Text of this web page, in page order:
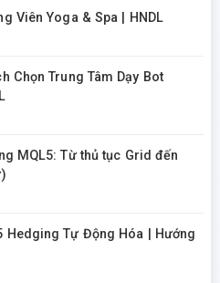
Viên Yoga & Spa | HNDL
Chọn Trung Tâm Dạy Bot
MQL5: Từ thủ tục Grid đến
Hedging Tự Động Hóa | Hướng